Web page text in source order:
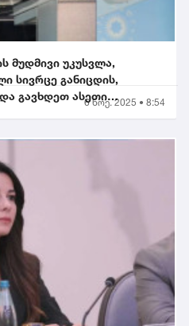
მუდმივი უკუსვლა,
სივრცე განიცდის,
გავხდეთ ასეთი6 ნოე. 2025 • 8:54